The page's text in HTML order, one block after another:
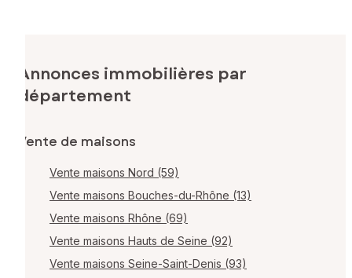
Annonces immobilières par
département
Vente de maisons
Vente maisons Nord (59)
Vente maisons Bouches-du-Rhône (13)
Vente maisons Rhône (69)
Vente maisons Hauts de Seine (92)
Vente maisons Seine-Saint-Denis (93)